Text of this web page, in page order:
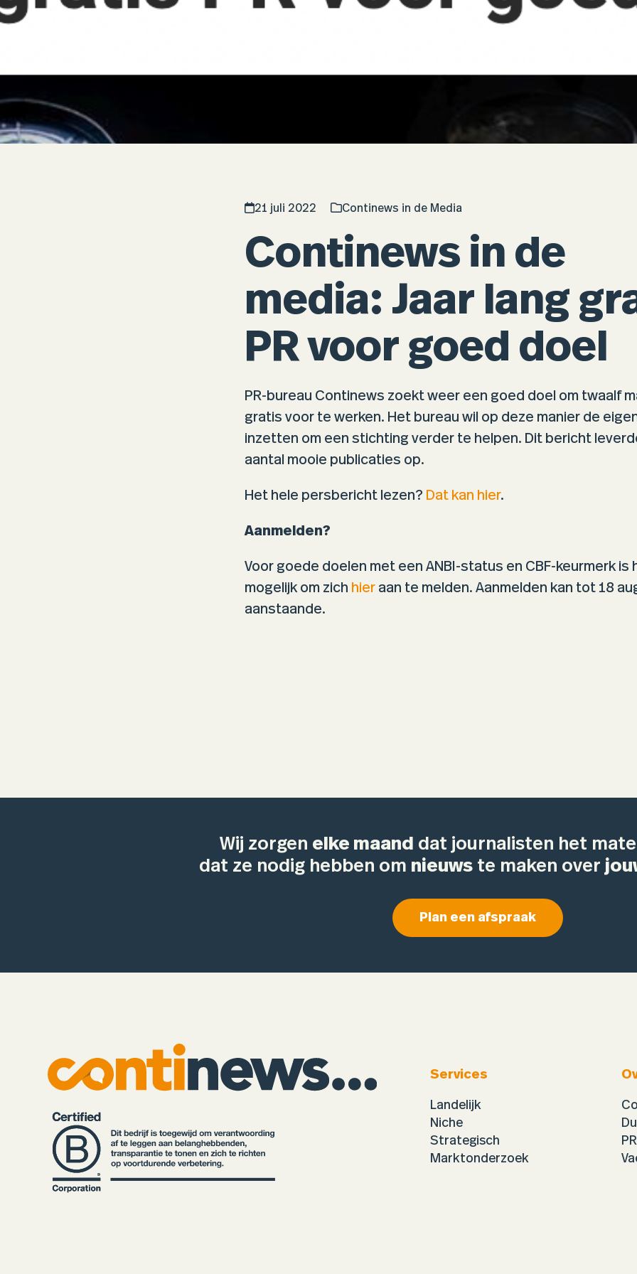
21 juli 2022 Continews in de Media
Continews in de
media: Jaar lang
PR voor goed doel
PR-bureau Continews zoekt weer een goed doel om twaalf
gratis voor te werken. Het bureau wil op deze manier de
inzetten om een stichting verder te helpen. Dit bericht
aantal mooie publicaties op.
Het hele persbericht lezen? Dat kan hier.
Aanmelden?
Voor goede doelen met een ANBI-status en CBF-keurmerk is
mogelijk om zich hieraan te melden. Aanmelden kan tot 18
aanstaande.
Wij zorgen elke maand dat journalisten het
dat ze nodig hebben om nieuwste maken over
Plan een afspraak
Services
Landelijk
Niche
Strategisch
Marktonderzoek